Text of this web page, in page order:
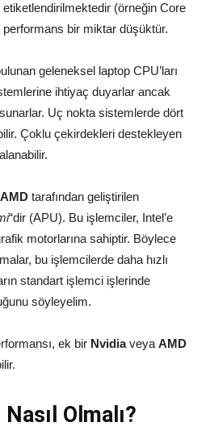
etiketlendirilmektedir (örneğin Core
bir miktar düşüktür.
geleneksel laptop CPU’ları
ihtiyaç duyarlar ancak
Uç nokta sistemlerde dört
Çoklu çekirdekleri destekleyen
AMD tarafından geliştirilen
“dir (APU). Bu işlemciler, Intel’e
motorlarına sahiptir. Böylece
bu işlemcilerde daha hızlı
standart işlemci işlerinde
söyleyelim.
ek bir Nvidiaveya AMD
Olmalı?